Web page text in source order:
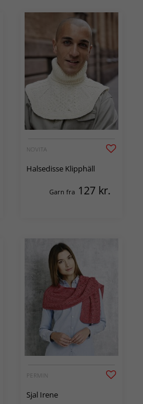
NOVITA
Halsedisse Klipphäll
Garn fra 127 kr.
PERMIN
Sjal Irene